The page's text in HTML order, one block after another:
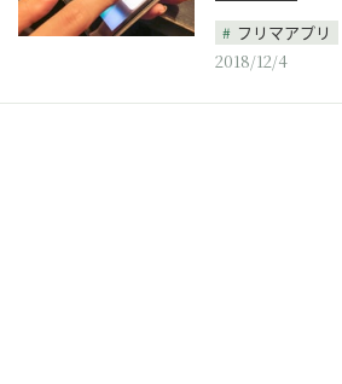
フリマアプリ
2018/12/4